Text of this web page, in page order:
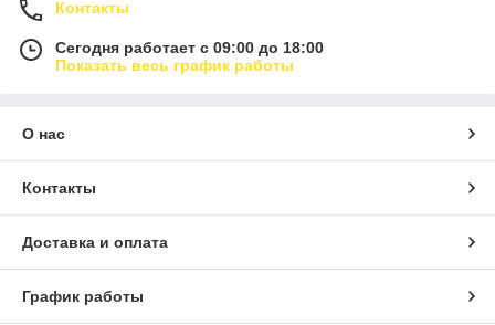
Контакты
Сегодня работает с 09:00 до 18:00
Показать весь график работы
О нас
Контакты
Доставка и оплата
График работы